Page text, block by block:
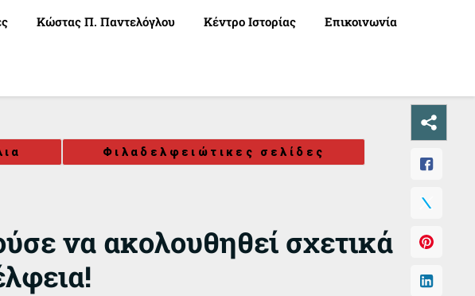
Κώστας Π. Παντελόγλου Κέντρο Ιστορίας Επικοινωνία
Φιλαδελφειώτικες σελίδες
να ακολουθηθεί σχετικά